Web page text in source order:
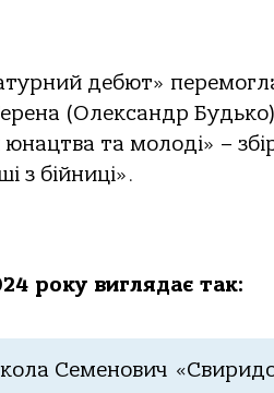
дебют»
(Олександр Будько)
та молоді» –
з бійниці».
року виглядає так:
Семенович